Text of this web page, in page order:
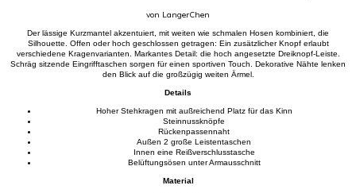
von LangerChen
Der lässige Kurzmantel akzentuiert, mit weiten wie schmalen Hosen kombiniert, die
Silhouette. Offen oder hoch geschlossen getragen: Ein zusätzlicher Knopf erlaubt
verschiedene Kragenvarianten. Markantes Detail: die hoch angesetzte Dreiknopf-Leiste.
Schräg sitzende Eingrifftaschen sorgen für einen sportiven Touch. Dekorative Nähte lenken
den Blick auf die großzügig weiten Ärmel.
Details
Hoher Stehkragen mit außreichend Platz für das Kinn
Steinnussknöpfe
Rückenpassennaht
Außen 2 große Leistentaschen
Innen eine Reißverschlusstasche
Belüftungsösen unter Armausschnitt
Material